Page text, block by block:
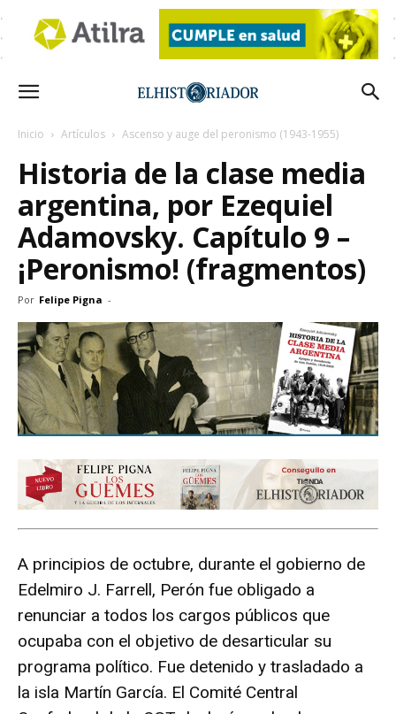
Inicio Artículos Ascenso y auge del peronismo (1943-1955)
Historia de la clase media
argentina, por Ezequiel
Adamovsky. Capítulo 9 –
¡Peronismo! (fragmentos)
Por Felipe Pigna -
A principios de octubre, durante el gobierno de
Edelmiro J. Farrell, Perón fue obligado a
renunciar a todos los cargos públicos que
ocupaba con el objetivo de desarticular su
programa político. Fue detenido y trasladado a
la isla Martín García. El Comité Central